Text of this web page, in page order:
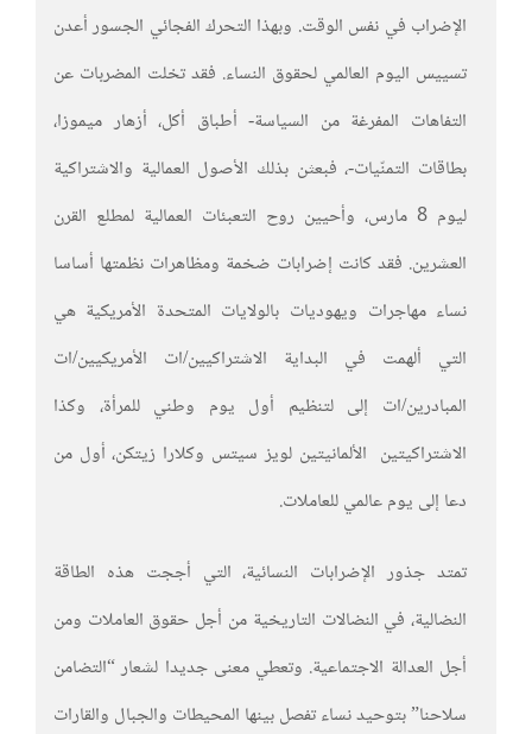
الإضراب في نفس الوقت. وبهذا التحرك الفجائي الجسور أعدن
تسييس اليوم العالمي لحقوق النساء. فقد تخلت المضربات عن
التفاهات المفرغة من السياسة- أطباق أكل، أزهار ميموزا،
بطاقات التمنّيات-، فبعثن بذلك الأصول العمالية والاشتراكية
ليوم 8 مارس، وأحيين روح التعبئات العمالية لمطلع القرن
العشرين. فقد كانت إضرابات ضخمة ومظاهرات نظمتها أساسا
نساء مهاجرات ويهوديات بالولايات المتحدة الأمريكية هي
التي ألهمت في البداية الاشتراكيين/ات الأمريكيين/ات
المبادرين/ات إلى لتنظيم أول يوم وطني للمرأة، وكذا
الاشتراكيتين الألمانيتين لويز سيتس وكلارا زيتكن، أول من
دعا إلى يوم عالمي للعاملات.
تمتد جذور الإضرابات النسائية، التي أججت هذه الطاقة
النضالية، في النضالات التاريخية من أجل حقوق العاملات ومن
أجل العدالة الاجتماعية. وتعطي معنى جديدا لشعار “التضامن
سلاحنا” بتوحيد نساء تفصل بينها المحيطات والجبال والقارات